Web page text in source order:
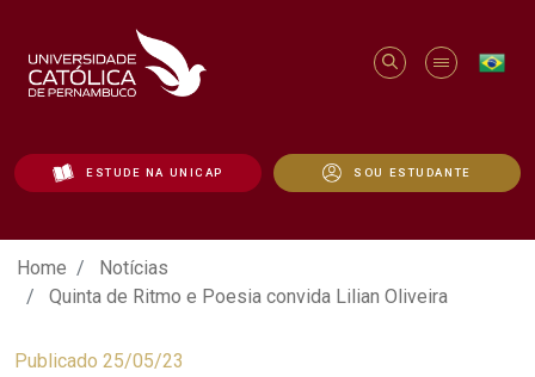
ESTUDE NA UNICAP SOU ESTUDANTE
Quinta de Ritmo e Poesia convida Lilian
Home
Notícias
Quinta de Ritmo e Poesia convida Lilian Oliveira
Publicado 25/05/23